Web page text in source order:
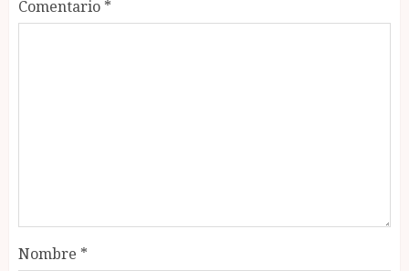
Comentario *
Nombre *